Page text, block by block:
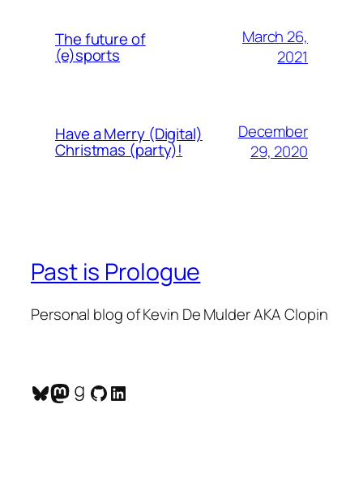
The future of
(e)sports
March 26,
2021
Have a Merry (Digital)
Christmas (party)!
December
29, 2020
Past is Prologue
Personal blog of Kevin De Mulder AKA Clopin
Bluesky
Mastodon
Goodreads
GitHub
LinkedIn